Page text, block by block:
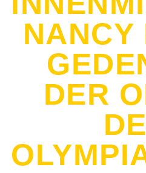
NANCY
DER